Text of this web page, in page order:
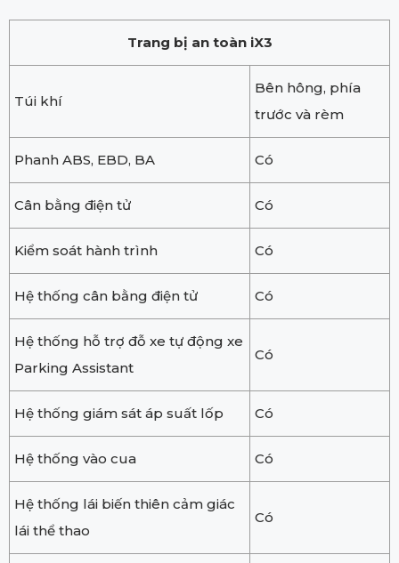
Trang bị an toàn iX3
Túi khí
Bên hông, phía
trước và rèm
Phanh ABS, EBD, BA Có
Cân bằng điện tử Có
Kiểm soát hành trình Có
Hệ thống cân bằng điện tử Có
Hệ thống hỗ trợ đỗ xe tự động xe
Parking Assistant
Có
Hệ thống giám sát áp suất lốp Có
Hệ thống vào cua Có
Hệ thống lái biến thiên cảm giác
lái thể thao
Có